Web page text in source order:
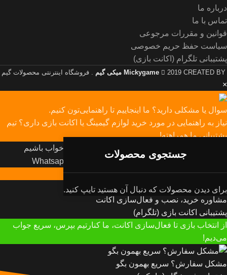
درباره ما
تماس با ما
قوانین و مقررات مرجوعی
سیاست حفظ حریم خصوصی
پشتیبانی تلگرام (اکانت بازی)
Mickygame 2019 CREATED BY میکی گیم . فروشگاه اینترنتی محصولات گیم
برای دیدن محصولات که دنبال آن هستید تایپ کنید.
×
سوال یا مشکلی دارید؟ ما اینجاییم تا راهنمایی‌تون کنیم.
نیاز به راهنمایی در مورد خرید لوازم گیمینگ یا اکانت بازی داری؟ تیم
پشتیبانی ما همراهته!
مشاوره خرید، نصب و فعال‌سازی اکانت
3 +
مشاوره خرید، نصب و فعال‌سازی اکانت
پشتیبانی اکانت بازی (تلگرام)
از انتخاب بازی تا فعال‌سازی اکانت، ما کنارتیم بپرس، سریع جواب
می‌دیم!
مشکل سفارش؟ سریع بهمون بگو